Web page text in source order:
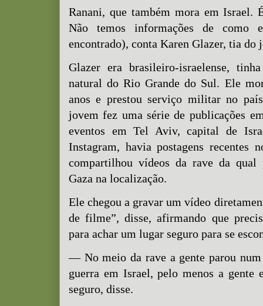
Ranani, que também mora em Israel.
Não temos informações de
encontrado), conta Karen Glazer, tia do
Glazer era brasileiro-israelense,
natural do Rio Grande do Sul. Ele
anos e prestou serviço militar no
jovem fez uma série de publicações
eventos em Tel Aviv, capital de
Instagram, havia postagens recentes
compartilhou vídeos da rave da qual
Gaza na localização.
Ele chegou a gravar um vídeo
de filme”, disse, afirmando que
para achar um lugar seguro para se
— No meio da rave a gente parou num
guerra em Israel, pelo menos a gente
seguro, disse.